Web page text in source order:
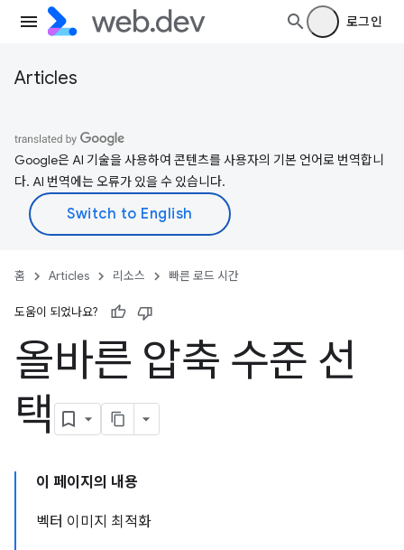
로그인
Articles
Google은 AI 기술을 사용하여 콘텐츠를 사용자의 기본 언어로 번역합니
다. AI 번역에는 오류가 있을 수 있습니다.
홈 Articles 리소스 빠른 로드 시간
도움이 되었나요?
올바른 압축 수준 선
택
이 페이지의 내용
벡터 이미지 최적화